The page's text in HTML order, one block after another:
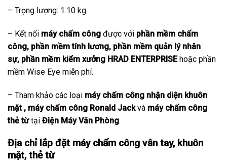
– Trọng lượng: 1.10 kg
– Kết nối máy chấm công được với phần mềm chấm
công, phần mềm tính lương, phần mềm quản lý nhân
sự, phần mềm kiểm xưởng HRAD ENTERPRISEhoặc phần
mềm Wise Eye miễn phí.
– Tham khảo các loại máy chấm công nhận diện khuôn
mặt, máy chấm công Ronald Jackvà máy chấm công
thẻ từtại Điện Máy Văn Phòng.
Địa chỉ lắp đặt máy chấm công vân tay, khuôn
mặt, thẻ từ